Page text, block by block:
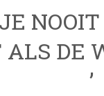
DE
’